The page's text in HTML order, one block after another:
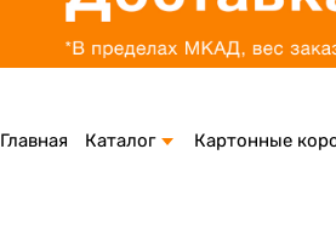
Главная Каталог Картонные